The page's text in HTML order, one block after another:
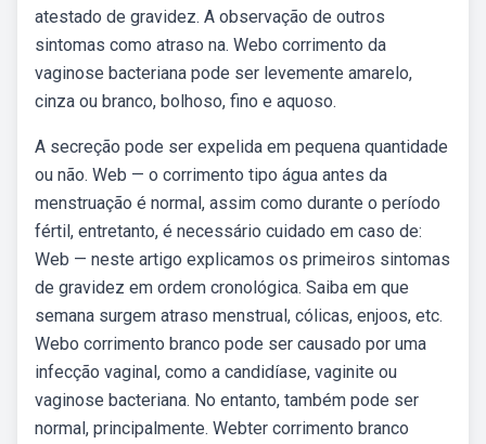
atestado de gravidez. A observação de outros
sintomas como atraso na. Webo corrimento da
vaginose bacteriana pode ser levemente amarelo,
cinza ou branco, bolhoso, fino e aquoso.
A secreção pode ser expelida em pequena quantidade
ou não. Web — o corrimento tipo água antes da
menstruação é normal, assim como durante o período
fértil, entretanto, é necessário cuidado em caso de:
Web — neste artigo explicamos os primeiros sintomas
de gravidez em ordem cronológica. Saiba em que
semana surgem atraso menstrual, cólicas, enjoos, etc.
Webo corrimento branco pode ser causado por uma
infecção vaginal, como a candidíase, vaginite ou
vaginose bacteriana. No entanto, também pode ser
normal, principalmente. Webter corrimento branco